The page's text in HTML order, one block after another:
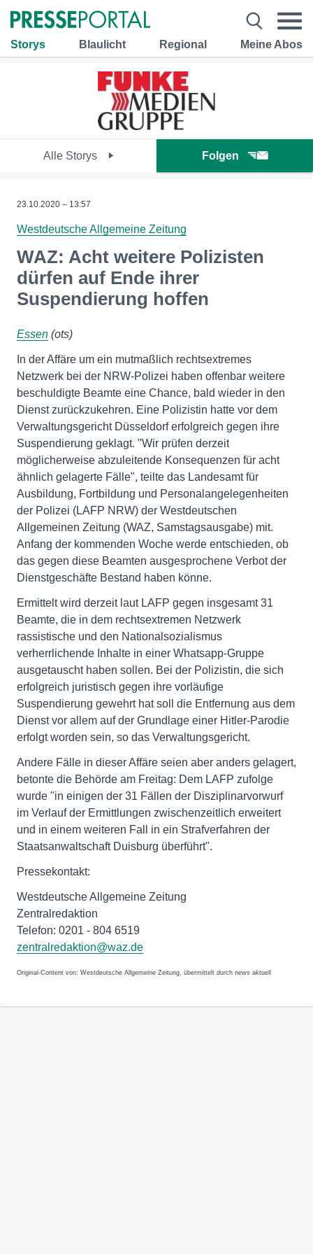
Storys Blaulicht Regional Meine Abos
Alle Storys Folgen
23.10.2020 – 13:57
Westdeutsche Allgemeine Zeitung
WAZ: Acht weitere Polizisten
dürfen auf Ende ihrer
Suspendierung hoffen
Essen (ots)
In der Affäre um ein mutmaßlich rechtsextremes
Netzwerk bei der NRW-Polizei haben offenbar weitere
beschuldigte Beamte eine Chance, bald wieder in den
Dienst zurückzukehren. Eine Polizistin hatte vor dem
Verwaltungsgericht Düsseldorf erfolgreich gegen ihre
Suspendierung geklagt. "Wir prüfen derzeit
möglicherweise abzuleitende Konsequenzen für acht
ähnlich gelagerte Fälle", teilte das Landesamt für
Ausbildung, Fortbildung und Personalangelegenheiten
der Polizei (LAFP NRW) der Westdeutschen
Allgemeinen Zeitung (WAZ, Samstagsausgabe) mit.
Anfang der kommenden Woche werde entschieden, ob
das gegen diese Beamten ausgesprochene Verbot der
Dienstgeschäfte Bestand haben könne.
Ermittelt wird derzeit laut LAFP gegen insgesamt 31
Beamte, die in dem rechtsextremen Netzwerk
rassistische und den Nationalsozialismus
verherrlichende Inhalte in einer Whatsapp-Gruppe
ausgetauscht haben sollen. Bei der Polizistin, die sich
erfolgreich juristisch gegen ihre vorläufige
Suspendierung gewehrt hat soll die Entfernung aus dem
Dienst vor allem auf der Grundlage einer Hitler-Parodie
erfolgt worden sein, so das Verwaltungsgericht.
Andere Fälle in dieser Affäre seien aber anders gelagert,
betonte die Behörde am Freitag: Dem LAFP zufolge
wurde "in einigen der 31 Fällen der Disziplinarvorwurf
im Verlauf der Ermittlungen zwischenzeitlich erweitert
und in einem weiteren Fall in ein Strafverfahren der
Staatsanwaltschaft Duisburg überführt".
Pressekontakt:
Westdeutsche Allgemeine Zeitung
Zentralredaktion
Telefon: 0201 - 804 6519
zentralredaktion@waz.de
Original-Content von: Westdeutsche Allgemeine Zeitung, übermittelt durch news aktuell